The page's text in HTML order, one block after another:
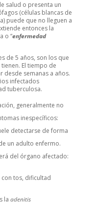
salud o presenta un
(células blancas de
puede que no lleguen a
entonces la
o “enfermedad
de 5 años, son los que
El tiempo de
desde semanas a años.
infectados
tuberculosa.
generalmente no
inespecíficos:
detectarse de forma
un adulto enfermo.
del órgano afectado:
con tos, dificultad
la adenitis